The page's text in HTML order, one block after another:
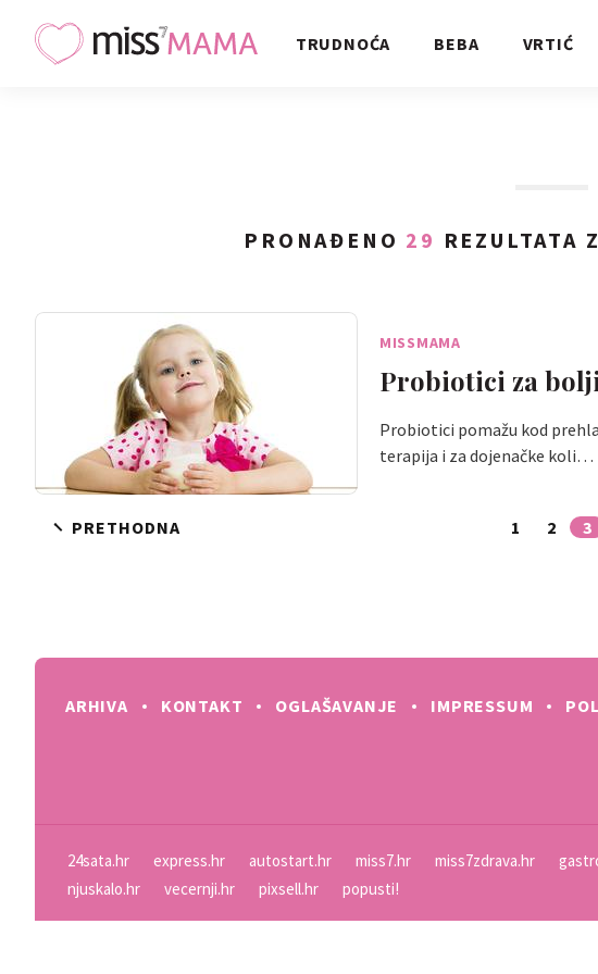
TRUDNOĆA BEBA VRTIĆ
PRONAĐENO 29 REZULTATA
MISSMAMA
Probiotici za
Probiotici pomažu kod
terapija i za dojenačke koli…
PRETHODNA 1 2 3
ARHIVA KONTAKT OGLAŠAVANJE IMPRESSUM
24sata.hr express.hr autostart.hr miss7.hr miss7zdrava.hr
njuskalo.hr
vecernji.hr pixsell.hr popusti!